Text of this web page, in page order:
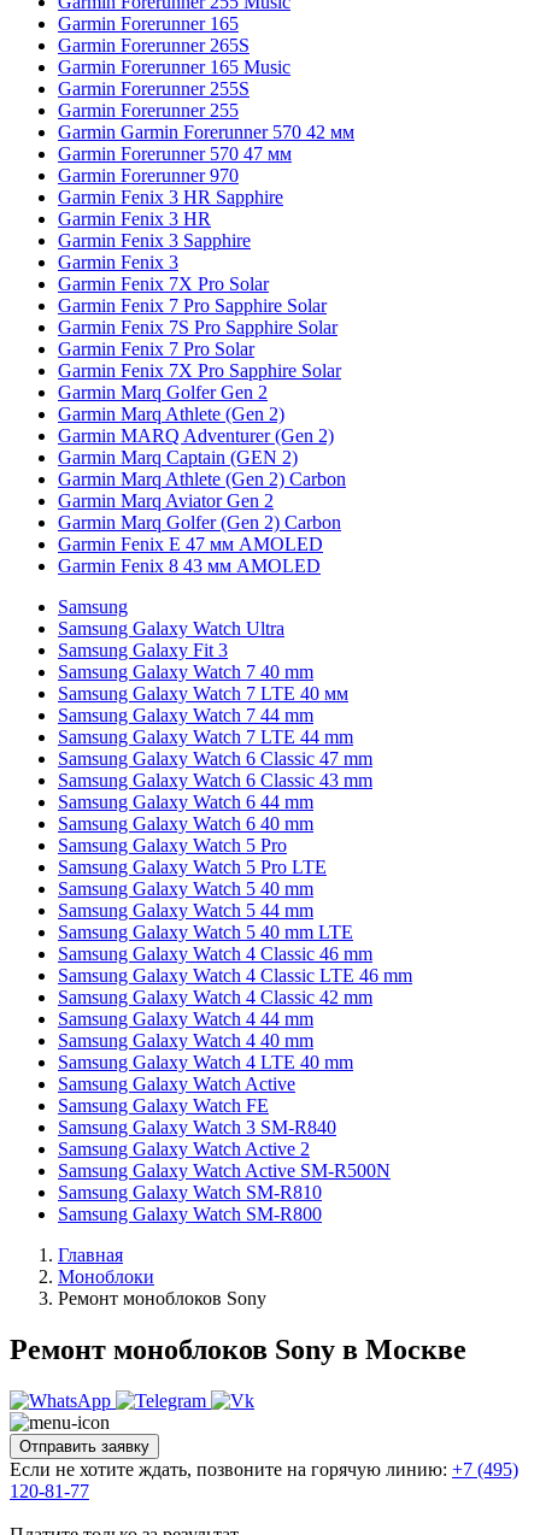
Garmin Forerunner 165
Garmin Forerunner 265S
Garmin Forerunner 165 Music
Garmin Forerunner 255S
Garmin Forerunner 255
Garmin Garmin Forerunner 570 42 мм
Garmin Forerunner 570 47 мм
Garmin Forerunner 970
Garmin Fenix 3 HR Sapphire
Garmin Fenix 3 HR
Garmin Fenix 3 Sapphire
Garmin Fenix 3
Garmin Fenix 7X Pro Solar
Garmin Fenix 7 Pro Sapphire Solar
Garmin Fenix 7S Pro Sapphire Solar
Garmin Fenix 7 Pro Solar
Garmin Fenix 7X Pro Sapphire Solar
Garmin Marq Golfer Gen 2
Garmin Marq Athlete (Gen 2)
Garmin MARQ Adventurer (Gen 2)
Garmin Marq Captain (GEN 2)
Garmin Marq Athlete (Gen 2) Carbon
Garmin Marq Aviator Gen 2
Garmin Marq Golfer (Gen 2) Carbon
Garmin Fenix E 47 мм AMOLED
Garmin Fenix 8 43 мм AMOLED
Samsung
Samsung Galaxy Watch Ultra
Samsung Galaxy Fit 3
Samsung Galaxy Watch 7 40 mm
Samsung Galaxy Watch 7 LTE 40 мм
Samsung Galaxy Watch 7 44 mm
Samsung Galaxy Watch 7 LTE 44 mm
Samsung Galaxy Watch 6 Classic 47 mm
Samsung Galaxy Watch 6 Classic 43 mm
Samsung Galaxy Watch 6 44 mm
Samsung Galaxy Watch 6 40 mm
Samsung Galaxy Watch 5 Pro
Samsung Galaxy Watch 5 Pro LTE
Samsung Galaxy Watch 5 40 mm
Samsung Galaxy Watch 5 44 mm
Samsung Galaxy Watch 5 40 mm LTE
Samsung Galaxy Watch 4 Classic 46 mm
Samsung Galaxy Watch 4 Classic LTE 46 mm
Samsung Galaxy Watch 4 Classic 42 mm
Samsung Galaxy Watch 4 44 mm
Samsung Galaxy Watch 4 40 mm
Samsung Galaxy Watch 4 LTE 40 mm
Samsung Galaxy Watch Active
Samsung Galaxy Watch FE
Samsung Galaxy Watch 3 SM-R840
Samsung Galaxy Watch Active 2
Samsung Galaxy Watch Active SM-R500N
Samsung Galaxy Watch SM-R810
Samsung Galaxy Watch SM-R800
Главная
Моноблоки
Ремонт моноблоков Sony
Ремонт моноблоков Sony в Москве
Отправить заявку
Если не хотите ждать, позвоните на горячую линию: +7 (495)
120-81-77